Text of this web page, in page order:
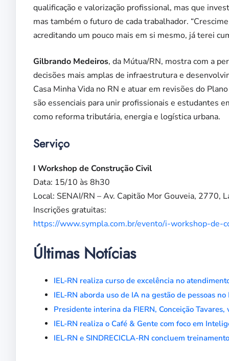
qualificação e valorização profissional, mas que
mas também o futuro de cada trabalhador.
acreditando um pouco mais em si mesmo, já terei
Gilbrando Medeiros, da Mútua/RN, mostra com a
decisões mais amplas de infraestrutura e
Casa Minha Vida no RN e atuar em revisões do
são essenciais para unir profissionais e estudantes
como reforma tributária, energia e logística urbana.
Serviço
I Workshop de Construção Civil
Data: 15/10 às 8h30
Local: SENAI/RN – Av. Capitão Mor Gouveia, 2770,
Inscrições gratuitas:
https://www.sympla.com.br/evento/i-workshop-de-
Últimas Notícias
IEL-RN realiza curso de excelência no
IEL-RN aborda uso de IA na gestão de pessoas no
Presidente interina da FIERN, Conceição
IEL-RN realiza o Café & Gente com foco em
IEL-RN e SINDRECICLA-RN concluem